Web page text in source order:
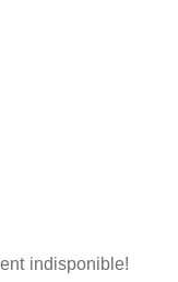
indisponible!